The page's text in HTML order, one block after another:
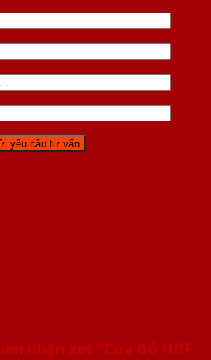
nhận xét “Cửa Gỗ HDF